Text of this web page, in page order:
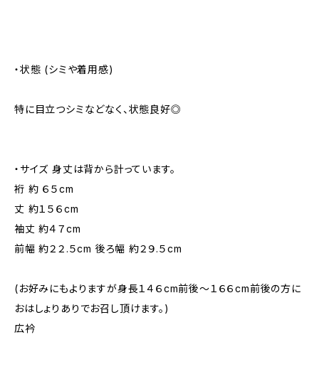
・状態 (シミや着用感)
特に目立つシミなどなく、状態良好◎
・サイズ 身丈は背から計っています。
裄 約 ６５cm
丈 約１５６cm
袖丈 約４７cm
前幅 約２２.５cm 後ろ幅 約２９.５cm
(お好みにもよりますが身長１４６cm前後～１６６cm前後の方に
おはしょりありでお召し頂けます。)
広衿